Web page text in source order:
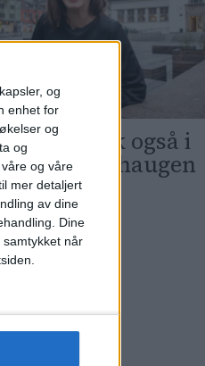
og
enhet for
og
og
og våre
mer detaljert
av dine
Dine
når
til bibliotek også i
St. Hanshaugen